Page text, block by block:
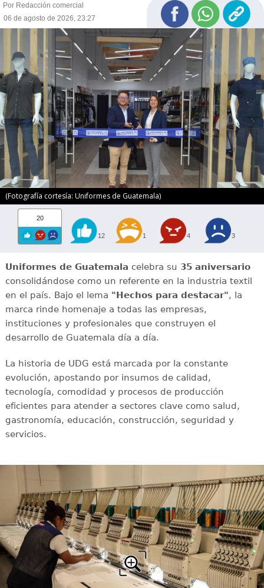
Por Redacción comercial
06 de agosto de 2026, 23:27
(Fotografía cortesía: Uniformes de Guatemala)
20
12 1 4 3
Uniformes de Guatemala celebra su 35 aniversario
consolidándose como un referente en la industria textil
en el país. Bajo el lema "Hechos para destacar", la
marca rinde homenaje a todas las empresas,
instituciones y profesionales que construyen el
desarrollo de Guatemala día a día.
La historia de UDG está marcada por la constante
evolución, apostando por insumos de calidad,
tecnología, comodidad y procesos de producción
eficientes para atender a sectores clave como salud,
gastronomía, educación, construcción, seguridad y
servicios.